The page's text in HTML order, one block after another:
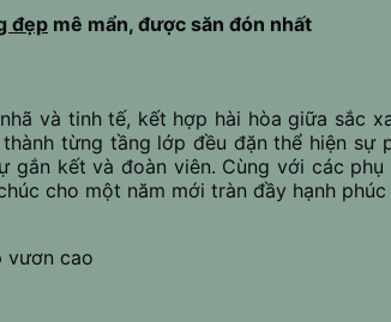
đẹp mê mẩn, được săn đón nhất
và tinh tế, kết hợp hài hòa giữa sắc
từng tầng lớp đều đặn thể hiện
gắn kết và đoàn viên. Cùng với các
cho một năm mới tràn đầy hạnh
vươn cao